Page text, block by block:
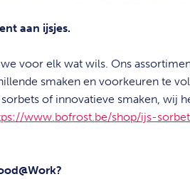
aan ijsjes.
voor elk wat wils. Ons
smaken en voorkeuren te
of innovatieve smaken, wij
www.bofrost.be/shop/ijs-